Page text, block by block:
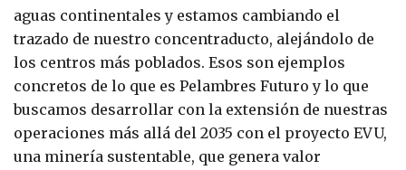
aguas continentales y estamos cambiando el
trazado de nuestro concentraducto, alejándolo de
los centros más poblados. Esos son ejemplos
concretos de lo que es Pelambres Futuro y lo que
buscamos desarrollar con la extensión de nuestras
operaciones más allá del 2035 con el proyecto EVU,
una minería sustentable, que genera valor